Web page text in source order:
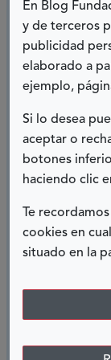
En Blog
y de terceros
publicidad
elaborado a
ejemplo,
Si lo desea
aceptar o
botones
haciendo clic
Te
cookies en
situado en la
nuestra
mayores son
día.
COMPARTIR:
ENTRADAS